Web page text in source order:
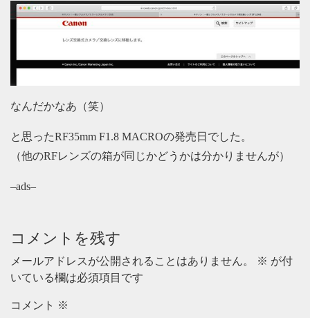
なんだかなあ（笑）
と思ったRF35mm F1.8 MACROの発売日でした。
（他のRFレンズの箱が同じかどうかは分かりませんが）
–ads–
コメントを残す
メールアドレスが公開されることはありません。 ※ が付
いている欄は必須項目です
コメント ※